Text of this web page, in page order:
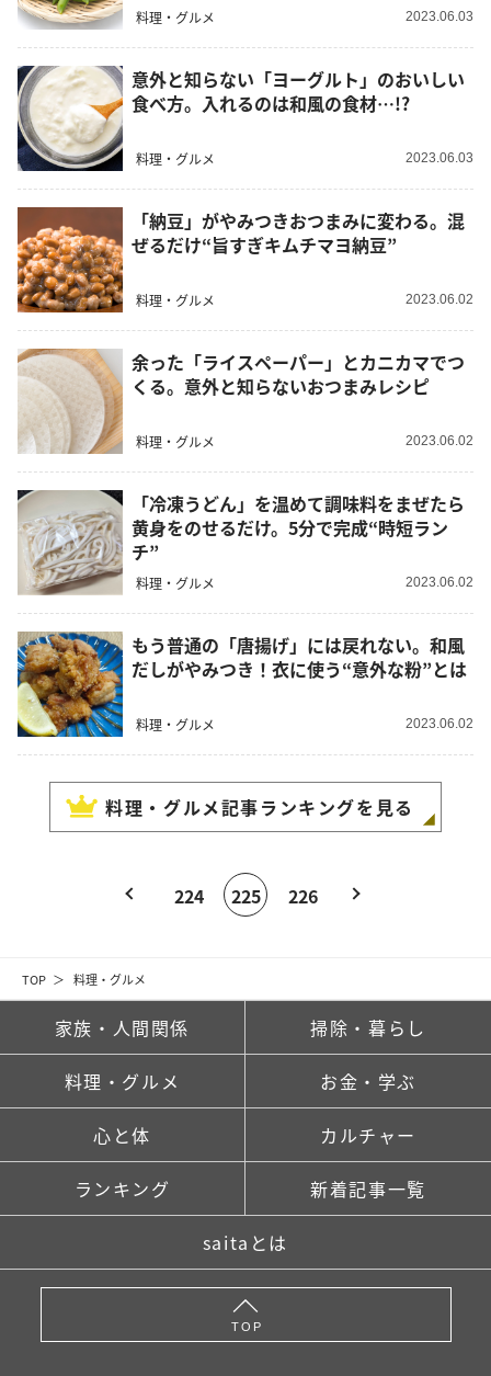
TOP 料理・グルメ
料理・グルメ 2023.06.03
意外と知らない「ヨーグルト」のおいしい
食べ方。入れるのは和風の食材…!?
料理・グルメ 2023.06.03
「納豆」がやみつきおつまみに変わる。混
ぜるだけ“旨すぎキムチマヨ納豆”
料理・グルメ 2023.06.02
余った「ライスペーパー」とカニカマでつ
くる。意外と知らないおつまみレシピ
料理・グルメ 2023.06.02
「冷凍うどん」を温めて調味料をまぜたら
黄身をのせるだけ。5分で完成“時短ラン
チ”
料理・グルメ 2023.06.02
もう普通の「唐揚げ」には戻れない。和風
だしがやみつき！衣に使う“意外な粉”とは
料理・グルメ 2023.06.02
料理・グルメ記事ランキングを見る
224 225 226
家族・人間関係 掃除・暮らし
料理・グルメ お金・学ぶ
心と体 カルチャー
ランキング 新着記事一覧
saitaとは
TOP